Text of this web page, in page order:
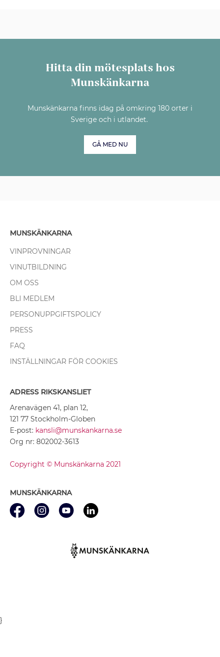
Hitta din mötesplats hos
Munskänkarna
Munskänkarna finns idag på omkring 180 orter i
Sverige och i utlandet.
GÅ MED NU
MUNSKÄNKARNA
VINPROVNINGAR
VINUTBILDNING
OM OSS
BLI MEDLEM
PERSONUPPGIFTSPOLICY
PRESS
FAQ
INSTÄLLNINGAR FÖR COOKIES
ADRESS RIKSKANSLIET
Arenavägen 41, plan 12,
121 77 Stockholm-Globen
E-post: kansli@munskankarna.se
Org nr: 802002-3613
Copyright © Munskänkarna 2021
MUNSKÄNKARNA
}